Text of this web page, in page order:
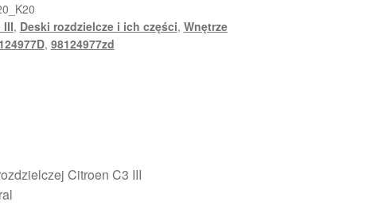
III, Deski rozdzielcze i ich części, Wnętrze
, 98124977zd
Citroen C3 III